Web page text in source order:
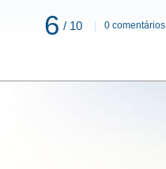
6 / 10 0 comentários